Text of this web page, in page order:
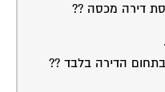
דירה מכסה ??
הדירה בלבד ??